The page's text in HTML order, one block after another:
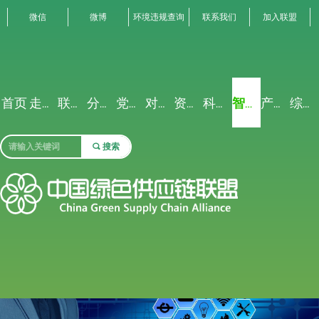
首页 走进联盟 联盟动态 分析解读 党建专栏 对外交流 资源禀赋 科研创新 智能聚合 产业生态 综合服务
끠 搜索
微信 微博 环境违规查询 联系我们 加入联盟